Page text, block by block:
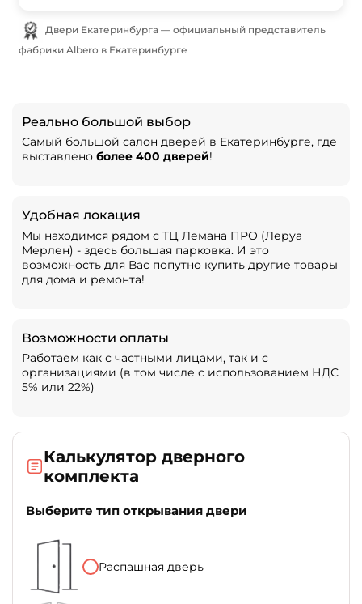
фабрики Albero в Екатеринбурге
Реально большой выбор
Самый большой салон дверей в Екатеринбурге, где
выставлено более 400 дверей!
Удобная локация
Мы находимся рядом с ТЦ Лемана ПРО (Леруа
Мерлен) - здесь большая парковка. И это
возможность для Вас попутно купить другие товары
для дома и ремонта!
Возможности оплаты
Работаем как с частными лицами, так и с
организациями (в том числе с использованием НДС
5% или 22%)
Калькулятор дверного
комплекта
Выберите тип открывания двери
Распашная дверь